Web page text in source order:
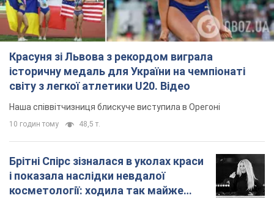
Красуня зі Львова з рекордом виграла
історичну медаль для України на чемпіонаті
світу з легкої атлетики U20. Відео
Наша співвітчизниця блискуче виступила в Орегоні
10 годин тому 48,5 т.
Брітні Спірс зізналася в уколах краси
і показала наслідки невдалої
косметології: ходила так майже